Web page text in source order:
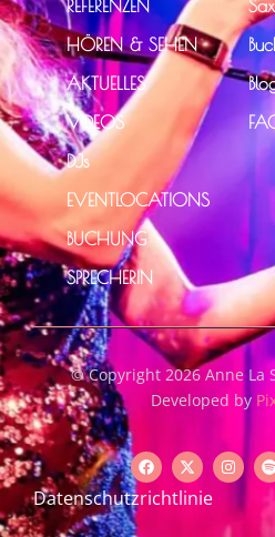
REFERENZEN
HÖREN & SEHEN
AKTUELLES
VIDEOS
DJs
EVENTLOCATIONS
BUCHUNG
SPRECHERIN
© Copyright 2026 Anne La
Developed by
Datenschutzrichtlinie